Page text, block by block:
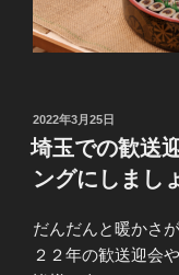
投
稿
日:
2022年3月25日
埼玉での歓送
ングにしまし
だんだんと暖かさ
２２年の歓送迎会